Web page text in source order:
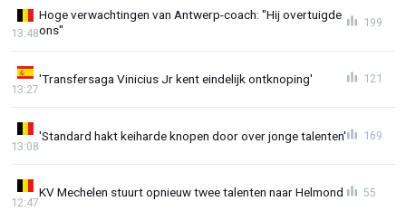
Hoge verwachtingen van Antwerp-coach: "Hij overtuigde
ons"
13:48
199
'Transfersaga Vinicius Jr kent eindelijk ontknoping'
13:27
121
'Standard hakt keiharde knopen door over jonge talenten'
13:08
169
KV Mechelen stuurt opnieuw twee talenten naar Helmond
12:47
55